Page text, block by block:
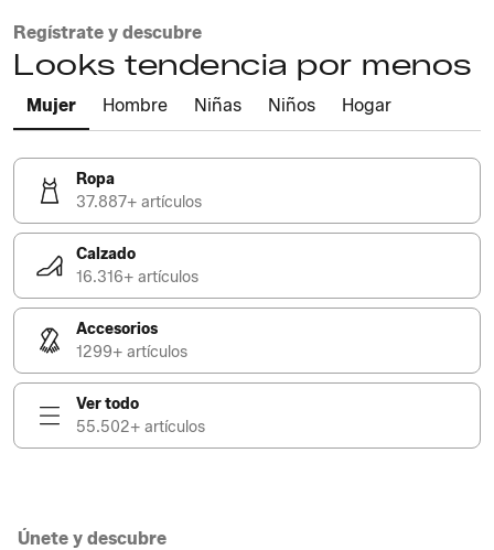
Regístrate y descubre
Looks tendencia por menos
Mujer Hombre Niñas Niños Hogar
Ropa
37.887+ artículos
Calzado
16.316+ artículos
Accesorios
1299+ artículos
Ver todo
55.502+ artículos
Únete y descubre